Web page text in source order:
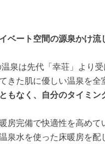
ベート空間の源泉かけ
泉は先代「幸荘」より
きた肌に優しい温泉を全
もなく、自分のタイミン
房完備で快適性を高めて
泉水を使った床暖房を